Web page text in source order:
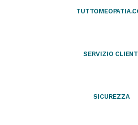
SERVIZIO
SICUREZZA